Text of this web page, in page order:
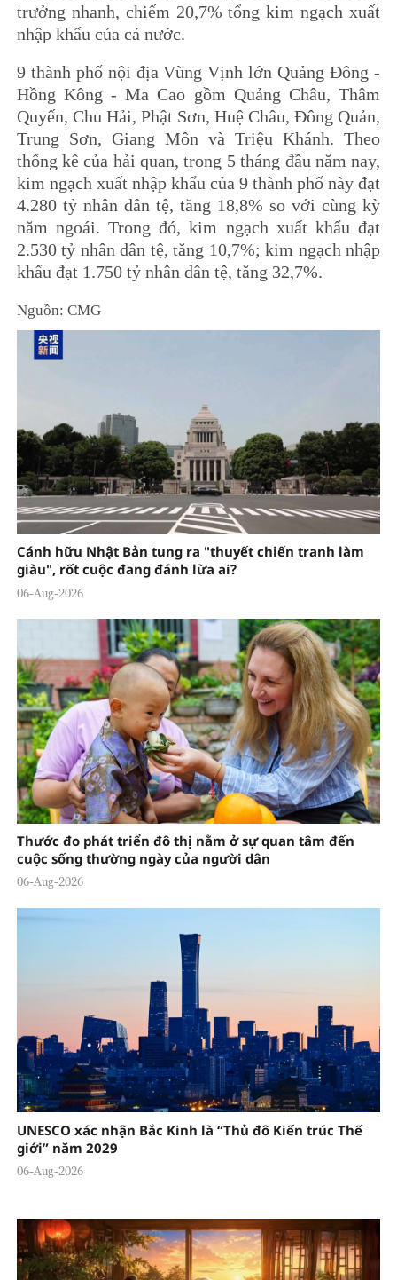
trưởng nhanh, chiếm 20,7% tổng kim ngạch xuất
nhập khẩu của cả nước.
9 thành phố nội địa Vùng Vịnh lớn Quảng Đông -
Hồng Kông - Ma Cao gồm Quảng Châu, Thâm
Quyến, Chu Hải, Phật Sơn, Huệ Châu, Đông Quản,
Trung Sơn, Giang Môn và Triệu Khánh. Theo
thống kê của hải quan, trong 5 tháng đầu năm nay,
kim ngạch xuất nhập khẩu của 9 thành phố này đạt
4.280 tỷ nhân dân tệ, tăng 18,8% so với cùng kỳ
năm ngoái. Trong đó, kim ngạch xuất khẩu đạt
2.530 tỷ nhân dân tệ, tăng 10,7%; kim ngạch nhập
khẩu đạt 1.750 tỷ nhân dân tệ, tăng 32,7%.
Nguồn: CMG
Cánh hữu Nhật Bản tung ra "thuyết chiến tranh làm
giàu", rốt cuộc đang đánh lừa ai?
06-Aug-2026
Thước đo phát triển đô thị nằm ở sự quan tâm đến
cuộc sống thường ngày của người dân
06-Aug-2026
UNESCO xác nhận Bắc Kinh là “Thủ đô Kiến trúc Thế
giới” năm 2029
06-Aug-2026